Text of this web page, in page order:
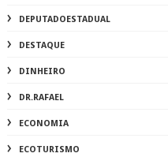
EDUCAÇÃOALAGOAS
ELEIÇÕES2022
EMPRESAS
ENTRESERRAS
ENTRETENIMENTO
ESPORTE